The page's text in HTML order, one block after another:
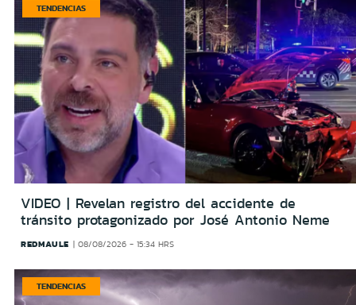
TENDENCIAS
VIDEO | Revelan registro del accidente de
tránsito protagonizado por José Antonio Neme
REDMAULE 08/08/2026 - 15:34 HRS
TENDENCIAS